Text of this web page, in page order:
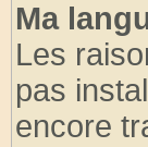
Ma
Les
pas
encore